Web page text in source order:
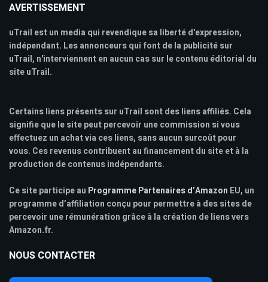
AVERTISSEMENT
uTrail est un media qui revendique sa liberté d'expression,
indépendant. Les annonceurs qui font de la publicité sur
uTrail, n'interviennent en aucun cas sur le contenu éditorial du
site uTrail.
Certains liens présents sur uTrail sont des liens affiliés. Cela
signifie que le site peut percevoir une commission si vous
effectuez un achat via ces liens, sans aucun surcoût pour
vous. Ces revenus contribuent au financement du site et à la
production de contenus indépendants.
Ce site participe au Programme Partenaires d’Amazon EU, un
programme d’affiliation conçu pour permettre à des sites de
percevoir une rémunération grâce à la création de liens vers
Amazon.fr.
NOUS CONTACTER